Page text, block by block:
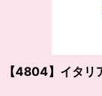
【4804】イタリ